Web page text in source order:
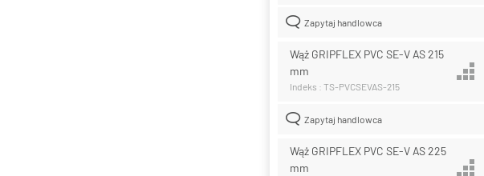
Zapytaj handlowca
Wąż GRIPFLEX PVC SE-V AS 215
mm
Indeks : TS-PVCSEVAS-215
Zapytaj handlowca
Wąż GRIPFLEX PVC SE-V AS 225
mm